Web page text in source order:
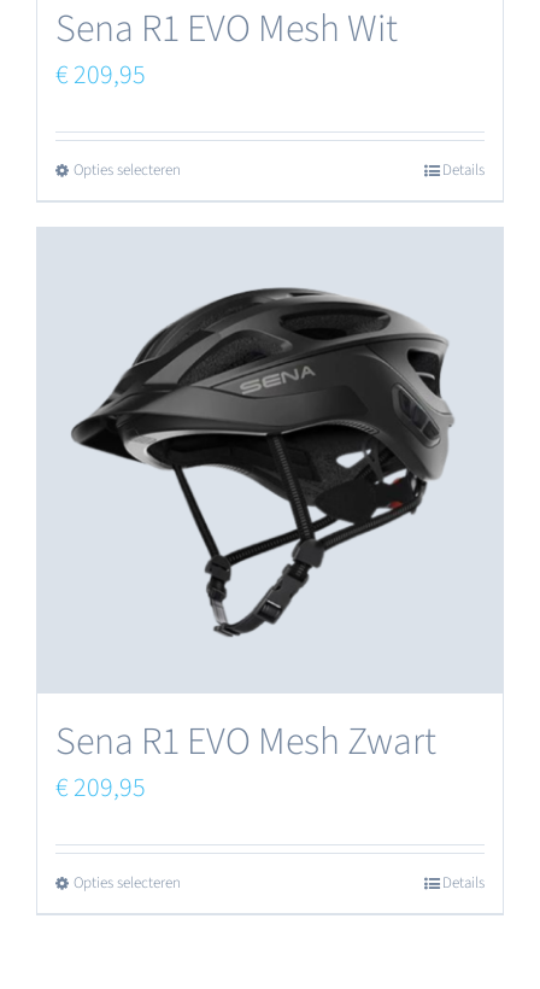
Sena R1 EVO Mesh Wit
€209,95
Opties selecteren
product
meerdere
variaties.
Deze
optie
kan
gekozen
worden
productpagina
Details
Sena R1 EVO Mesh Zwart
€209,95
Opties selecteren Details